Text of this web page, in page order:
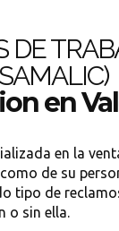
DE
en
en la
de su
tipo de
o sin ella.